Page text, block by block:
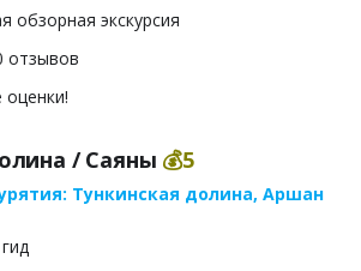
обзорная экскурсия
отзывов
/ Саяны 💰5
Тункинская долина, Аршан